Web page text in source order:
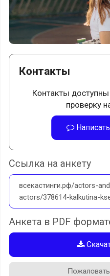
Контакты
Контакты
проверку
Ссылка на анкету
всекастинги.рф/actors-
actors/378614-kalkutina-
Анкета в PDF